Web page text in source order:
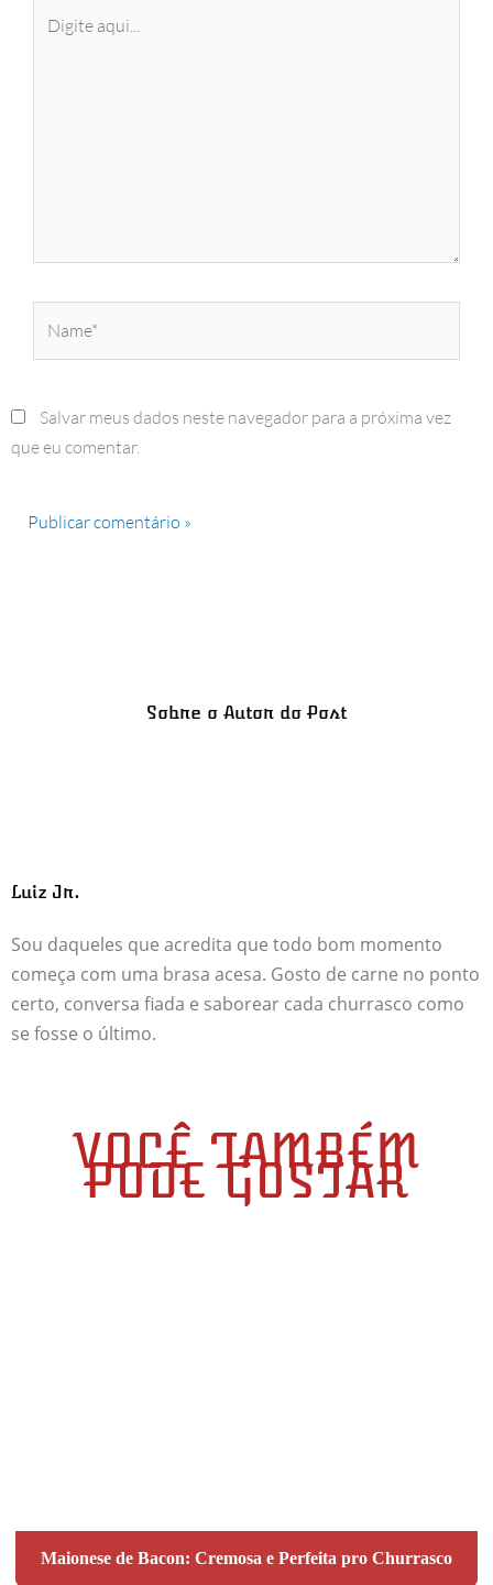
aqui...
Salvar meus dados neste navegador para a próxima vez
que eu comentar.
Sobre o Autor do Post
Luiz Jr.
Sou daqueles que acredita que todo bom momento
começa com uma brasa acesa. Gosto de carne no ponto
certo, conversa fiada e saborear cada churrasco como
se fosse o último.
VOCÊ TAMBÉM
PODE GOSTAR
Maionese de Bacon: Cremosa e Perfeita pro Churrasco